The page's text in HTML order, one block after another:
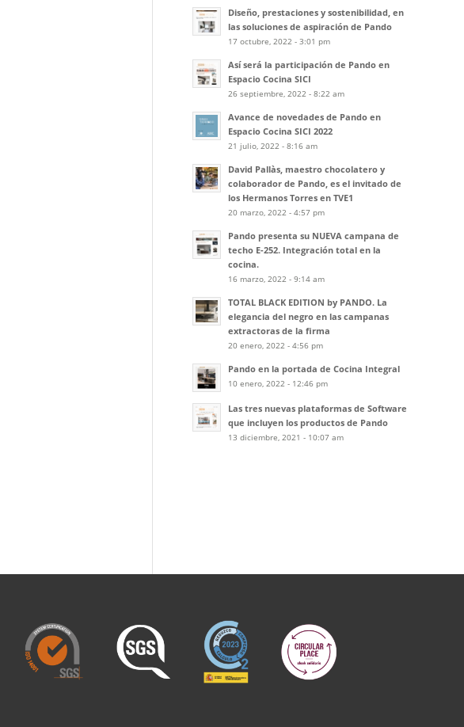
Diseño, prestaciones y sostenibilidad, en
las soluciones de aspiración de Pando
17 octubre, 2022 - 3:01 pm
Así será la participación de Pando en
Espacio Cocina SICI
26 septiembre, 2022 - 8:22 am
Avance de novedades de Pando en
Espacio Cocina SICI 2022
21 julio, 2022 - 8:16 am
David Pallàs, maestro chocolatero y
colaborador de Pando, es el invitado de
los Hermanos Torres en TVE1
20 marzo, 2022 - 4:57 pm
Pando presenta su NUEVA campana de
techo E-252. Integración total en la
cocina.
16 marzo, 2022 - 9:14 am
TOTAL BLACK EDITION by PANDO. La
elegancia del negro en las campanas
extractoras de la firma
20 enero, 2022 - 4:56 pm
Pando en la portada de Cocina Integral
10 enero, 2022 - 12:46 pm
Las tres nuevas plataformas de Software
que incluyen los productos de Pando
13 diciembre, 2021 - 10:07 am